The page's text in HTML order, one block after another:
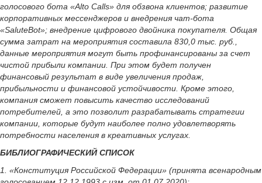
голосового бота «Alto Calls» для обзвона клиентов; развитие
корпоративных мессенджеров и внедрения чат-бота
«SaluteBot»; внедрение цифрового двойника покупателя. Общая
сумма затрат на мероприятия составила 830,0 тыс. руб.,
данные мероприятия могут быть профинансированы за счет
чистой прибыли компании. При этом будет получен
финансовый результат в виде увеличения продаж,
прибыльности и финансовой устойчивости. Кроме этого,
компания сможет повысить качество исследований
потребителей, а это позволит разрабатывать стратегии
компании, которые будут наиболее полно удовлетворять
потребности населения в креативных услугах.
БИБЛИОГРАФИЧЕСКИЙ СПИСОК
1. «Конституция Российской Федерации» (принята всенародным